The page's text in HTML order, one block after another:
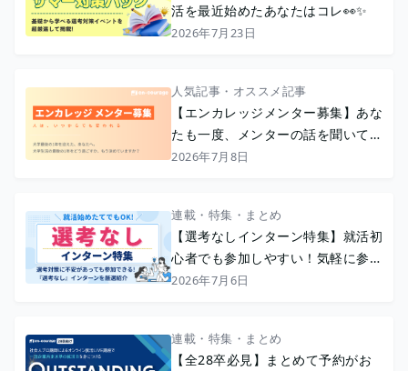
活を最近始めたあなたはコレ👀✨
2026年7月23日
人気記事・オススメ記事
【エンカレッジメンター募集】あな
たも一度、メンターの話を聞いてみ
ませんか？
2026年7月8日
連載・特集・まとめ
【選考なしインターン特集】就活初
心者でも参加しやすい！気軽に参加
できる選考なしインターン
2026年7月6日
連載・特集・まとめ
【全28卒必見】まとめて予約がお